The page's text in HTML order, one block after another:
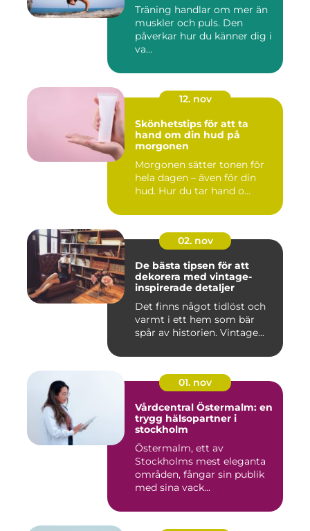
Träning handlar om mer än
muskler och puls. Den
påverkar hur du känner dig i
va...
12. nov
Skönhetstips för att ta
hand om din hud på
morgonen
Morgonen sätter tonen för
hela dagen – även för din
hud. Hur du tar hand o...
02. nov
De bästa tipsen för att
dekorera med vintage-
inspirerade detaljer
Det finns något tidlöst och
varmt i ett hem som bär
spår av historien. Vintage...
01. nov
Vårdcentral Östermalm: en
trygg hälsopartner i
stockholm
Östermalm, ett av
Stockholms mest eleganta
områden, fångar sin publik
med sina vack...